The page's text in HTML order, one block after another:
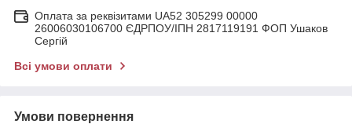
Оплата за реквізитами UA52 305299 00000
26006030106700 ЄДРПОУ/ІПН 2817119191 ФОП Ушаков
Сергій
Всі умови оплати
Умови повернення